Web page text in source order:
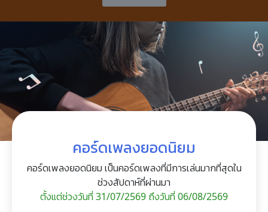
คอร์ดเพลงยอดนิยม
คอร์ดเพลงยอดนิยม เป็นคอร์ดเพลงที่มีการเล่นมากที่สุดใน
ช่วงสัปดาห์ที่ผ่านมา
ตั้งแต่ช่วงวันที่ 31/07/2569 ถึงวันที่ 06/08/2569